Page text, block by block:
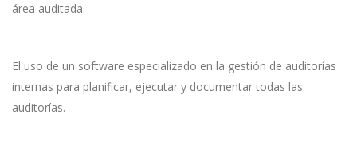
área auditada.
El uso de un software especializado en la gestión de auditorías
internas para planificar, ejecutar y documentar todas las
auditorías.